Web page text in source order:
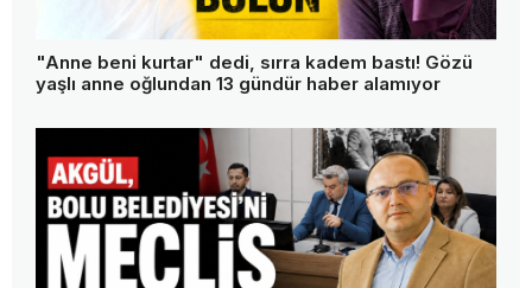
"Anne beni kurtar" dedi, sırra kadem bastı! Gözü
yaşlı anne oğlundan 13 gündür haber alamıyor